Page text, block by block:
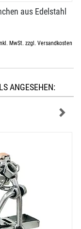
aus Edelstahl
MwSt. zzgl. Versandkosten
ANGESEHEN: